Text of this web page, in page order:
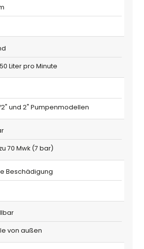
Liter pro Minute
und 2" Pumpenmodellen
70 Mwk (7 bar)
Beschädigung
von außen